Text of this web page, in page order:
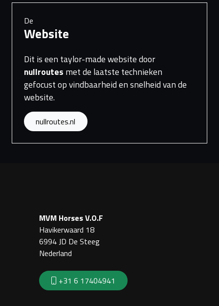
De
Website
Dit is een taylor-made website door
nullroutes met de laatste technieken
gefocust op vindbaarheid en snelheid van de
website.
nullroutes.nl
MVM Horses V.O.F
Havikerwaard 18
6994 JD De Steeg
Nederland
+31 6 17404941